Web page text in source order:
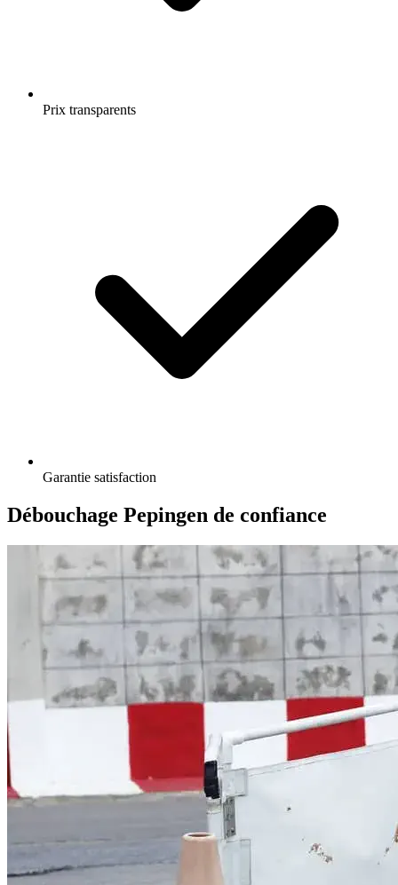
Prix transparents
Garantie satisfaction
Débouchage Pepingen de confiance